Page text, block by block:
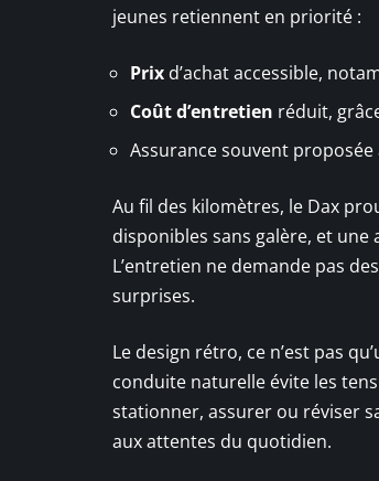
jeunes retiennent en priorité :
Prix d’achat accessible,
Coût d’entretien réduit,
Assurance souvent
Au fil des kilomètres, le Dax
disponibles sans galère, et
L’entretien ne demande pas
surprises.
Le design rétro, ce n’est pas
conduite naturelle évite les
stationner, assurer ou réviser
aux attentes du quotidien.